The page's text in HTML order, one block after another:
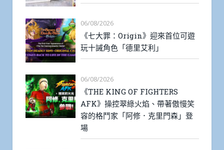
06/08/2026
《七大罪：Origin》迎來首位可遊
玩十誡角色「德里艾利」
06/08/2026
《THE KING OF FIGHTERS
AFK》操控翠綠火焰、帶著傲慢笑
容的格鬥家「阿修．克里門森」登
場